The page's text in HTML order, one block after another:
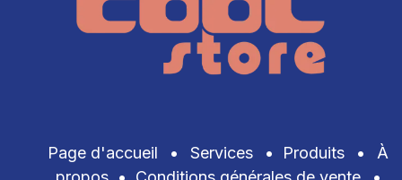
Page d'accueil • Services • Produits •
À